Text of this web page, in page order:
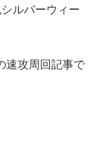
ルバーウィー
速攻周回記事で